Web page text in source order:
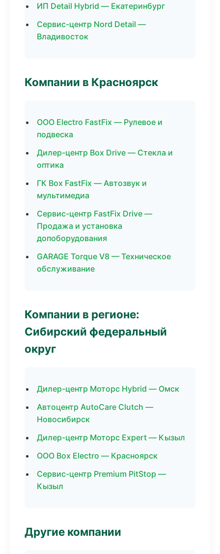
ИП Detail Hybrid — Екатеринбург
Сервис-центр Nord Detail —
Владивосток
Компании в Красноярск
ООО Electro FastFix — Рулевое и
подвеска
Дилер-центр Box Drive — Стекла и
оптика
ГК Box FastFix — Автозвук и
мультимедиа
Сервис-центр FastFix Drive —
Продажа и установка
допоборудования
GARAGE Torque V8 — Техническое
обслуживание
Компании в регионе:
Сибирский федеральный
округ
Дилер-центр Моторс Hybrid — Омск
Автоцентр AutoCare Clutch —
Новосибирск
Дилер-центр Моторс Expert — Кызыл
ООО Box Electro — Красноярск
Сервис-центр Premium PitStop —
Кызыл
Другие компании